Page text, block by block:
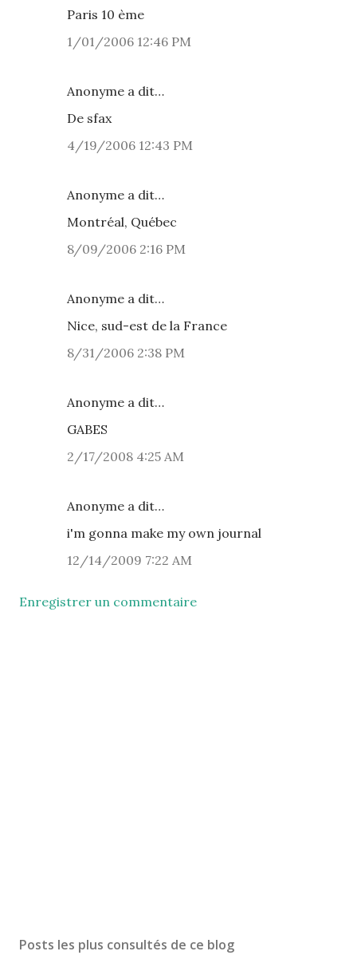
Paris 10 ème
1/01/2006 12:46 PM
Anonyme a dit…
De sfax
4/19/2006 12:43 PM
Anonyme a dit…
Montréal, Québec
8/09/2006 2:16 PM
Anonyme a dit…
Nice, sud-est de la France
8/31/2006 2:38 PM
Anonyme a dit…
GABES
2/17/2008 4:25 AM
Anonyme a dit…
i'm gonna make my own journal
12/14/2009 7:22 AM
Enregistrer un commentaire
Posts les plus consultés de ce blog